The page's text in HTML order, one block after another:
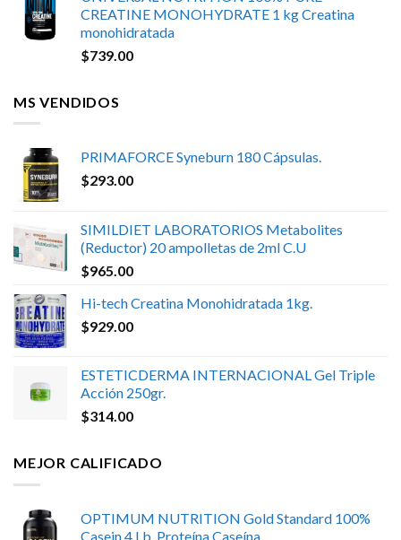
CREATINE MONOHYDRATE 1 kg Creatina
monohidratada
$739.00
MS VENDIDOS
PRIMAFORCE Syneburn 180 Cápsulas.
$293.00
SIMILDIET LABORATORIOS Metabolites
(Reductor) 20 ampolletas de 2ml C.U
$965.00
Hi-tech Creatina Monohidratada 1kg.
$929.00
ESTETICDERMA INTERNACIONAL Gel Triple
Acción 250gr.
$314.00
MEJOR CALIFICADO
OPTIMUM NUTRITION Gold Standard 100%
Casein 4 Lb. Proteína Caseína